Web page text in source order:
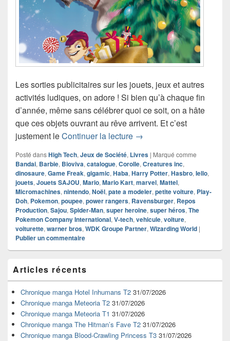
Les sorties publicitaires sur les jouets, jeux et autres
activités ludiques, on adore ! Si bien qu’à chaque fin
d’année, même sans célébrer quoi ce soit, on a hâte
que ces objets ouvrant au rêve arrivent. Et c’est
justement leContinuer la lecture Catalogue Noël 2021
→
Posté dansHigh Tech, Jeux de Société, Livres | Marqué comme
Bandai, Barbie, Bioviva, catalogue, Corolle, Creatures inc,
dinosaure, Game Freak, gigamic, Haba, Harry Potter, Hasbro, Iello,
jouets, Jouets SAJOU, Mario, Mario Kart, marvel, Mattel,
Micromachines, nintendo, Noël, pate a modeler, petite voiture, Play-
Doh, Pokemon, poupee, power rangers, Ravensburger, Repos
Production, Sajou, Spider-Man, super heroine, super héros, The
Pokemon Company International, V-tech, vehicule, voiture,
voiturette, warner bros, WDK Groupe Partner, Wizarding World |
Publier un commentaire
principale
de
widget
pour
barre
latérale
Articles récents
Chronique manga Hotel Inhumans T2 31/07/2026
Chronique manga Meteoria T2 31/07/2026
Chronique manga Meteoria T1 31/07/2026
Chronique manga The Hitman’s Fave T2 31/07/2026
Chronique manga Blood-Crawling Princess T3 31/07/2026